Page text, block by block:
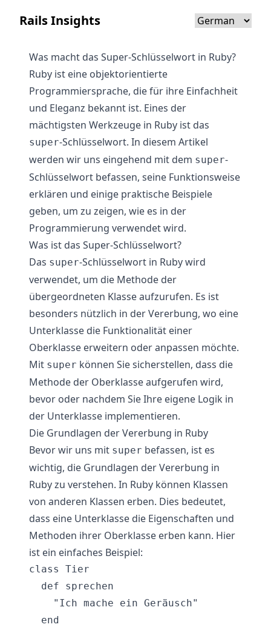
Rails Insights
Was macht das Super-Schlüsselwort in Ruby?
Ruby ist eine objektorientierte
Programmiersprache, die für ihre Einfachheit
und Eleganz bekannt ist. Eines der
mächtigsten Werkzeuge in Ruby ist das
super-Schlüsselwort. In diesem Artikel
werden wir uns eingehend mit dem super-
Schlüsselwort befassen, seine Funktionsweise
erklären und einige praktische Beispiele
geben, um zu zeigen, wie es in der
Programmierung verwendet wird.
Was ist das Super-Schlüsselwort?
Das super-Schlüsselwort in Ruby wird
verwendet, um die Methode der
übergeordneten Klasse aufzurufen. Es ist
besonders nützlich in der Vererbung, wo eine
Unterklasse die Funktionalität einer
Oberklasse erweitern oder anpassen möchte.
Mit super können Sie sicherstellen, dass die
Methode der Oberklasse aufgerufen wird,
bevor oder nachdem Sie Ihre eigene Logik in
der Unterklasse implementieren.
Die Grundlagen der Vererbung in Ruby
Bevor wir uns mit super befassen, ist es
wichtig, die Grundlagen der Vererbung in
Ruby zu verstehen. In Ruby können Klassen
von anderen Klassen erben. Dies bedeutet,
dass eine Unterklasse die Eigenschaften und
Methoden ihrer Oberklasse erben kann. Hier
ist ein einfaches Beispiel:
class Tier
  def sprechen
    "Ich mache ein Geräusch"
  end